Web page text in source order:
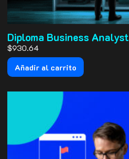
Diploma Business Analyst
$930.64
Añadir al carrito